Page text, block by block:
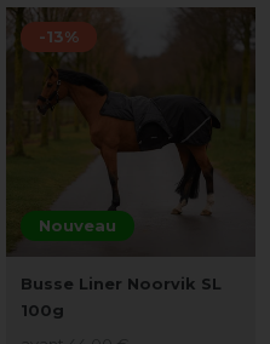
Nouveau
-13%
Busse Liner Noorvik SL
100g